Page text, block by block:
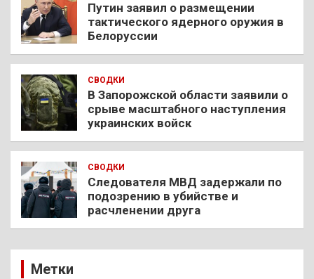
Путин заявил о размещении
тактического ядерного оружия в
Белоруссии
СВОДКИ
В Запорожской области заявили о
срыве масштабного наступления
украинских войск
СВОДКИ
Следователя МВД задержали по
подозрению в убийстве и
расчленении друга
Метки